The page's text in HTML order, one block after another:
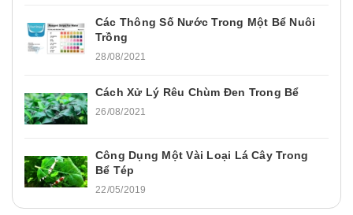
Các Thông Số Nước Trong Một Bể Nuôi
Trồng
28/08/2021
Cách Xử Lý Rêu Chùm Đen Trong Bể
26/08/2021
Công Dụng Một Vài Loại Lá Cây Trong
Bể Tép
22/05/2019